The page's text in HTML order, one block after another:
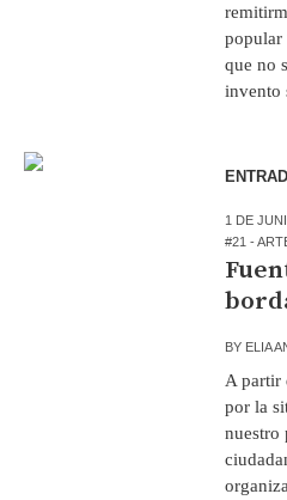
popular
que no
invento
1 DE
#21 -
BY ELIA
A partir
por la
nuestro